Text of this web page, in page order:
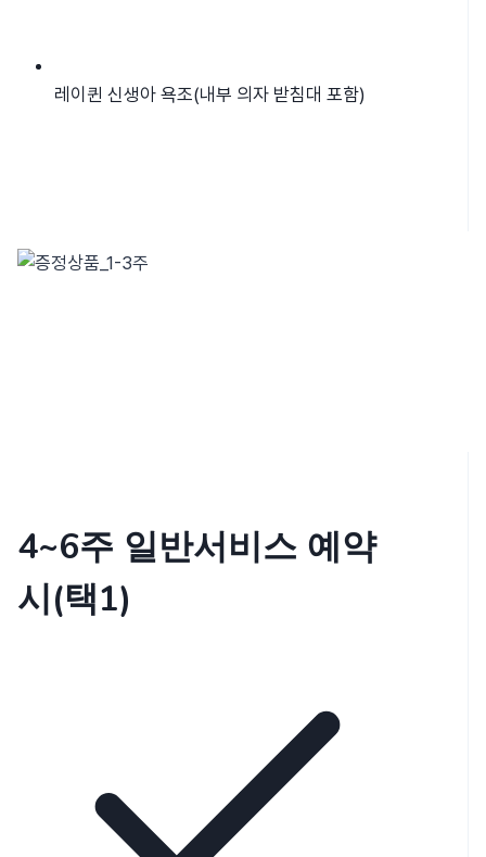
레이퀸 신생아 욕조(내부 의자 받침대 포함)
4~6주 일반서비스 예약
시(택1)